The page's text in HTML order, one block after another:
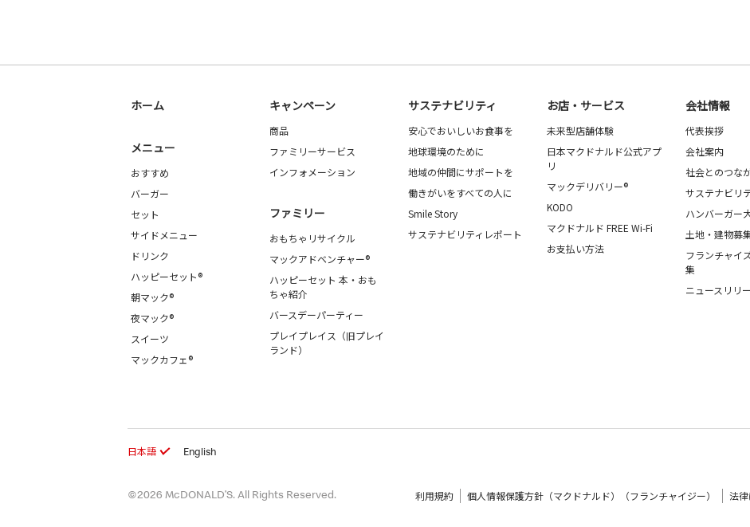
ホーム
メニュー
おすすめ
バーガー
セット
サイドメニュー
ドリンク
ハッピーセット®
朝マック®
夜マック®
スイーツ
マックカフェ®
キャンペーン
商品
ファミリーサービス
インフォメーション
ファミリー
おもちゃリサイクル
マックアドベンチャー®
ハッピーセット 本・おも
ちゃ紹介
バースデーパーティー
プレイプレイス（旧プレイ
ランド）
サステナビリティ
安心でおいしいお食事を
地球環境のために
地域の仲間にサポートを
働きがいをすべての人に
Smile Story
サステナビリティレポート
お店・サービス
未来型店舗体験
日本マクドナルド公式アプ
リ
マックデリバリー®
KODO
マクドナルド FREE Wi-Fi
お支払い方法
会社情報
代表挨拶
会社案内
社会とのつな
サステナビリ
ハンバーガー
土地・建物募
フランチャイ
集
ニュースリリ
日本語 English
©2026 McDONALD’S. All Rights Reserved. 利用規約 個人情報保護方針（マクドナルド）（フランチャイジー） 法